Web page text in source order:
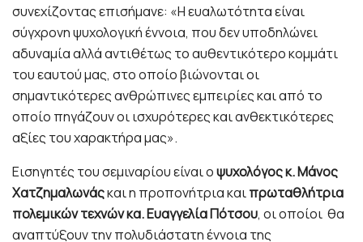
συνεχίζοντας επισήμανε: «Η ευαλωτότητα είναι
σύγχρονη ψυχολογική έννοια, που δεν υποδηλώνει
αδυναμία αλλά αντιθέτως το αυθεντικότερο κομμάτι
του εαυτού μας, στο οποίο βιώνονται οι
σημαντικότερες ανθρώπινες εμπειρίες και από το
οποίο πηγάζουν οι ισχυρότερες και ανθεκτικότερες
αξίες του χαρακτήρα μας».
Εισηγητές του σεμιναρίου είναι οψυχολόγος κ. Μάνος
Χατζημαλωνάςκαι η προπονήτρια καιπρωταθλήτρια
πολεμικών τεχνών κα. Ευαγγελία Πότσου, οι οποίοι θα
αναπτύξουν την πολυδιάστατη έννοια της